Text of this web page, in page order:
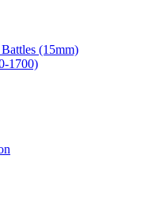
(15mm)
1700)